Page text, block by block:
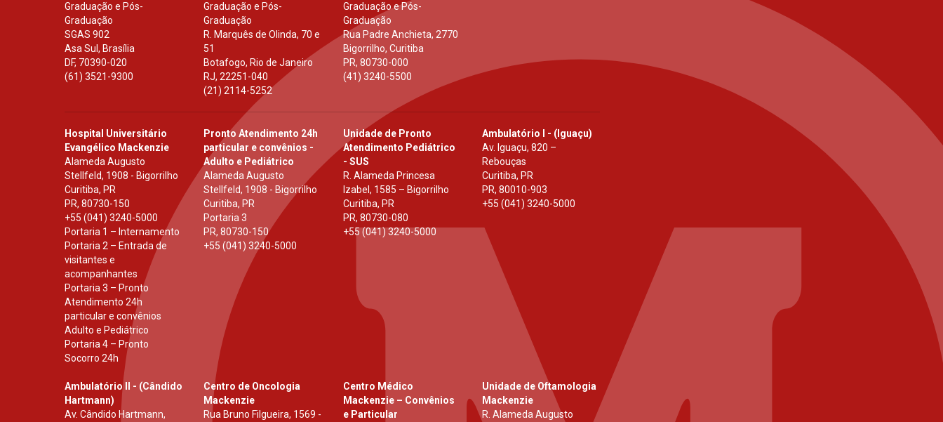
Graduação e Pós-
Graduação
SGAS 902
Asa Sul, Brasília
DF, 70390-020
(61) 3521-9300
Graduação e Pós-
Graduação
R. Marquês de Olinda, 70 e
51
Botafogo, Rio de Janeiro
RJ,22251-040
(21) 2114-5252
Graduação e Pós-
Graduação
Rua Padre Anchieta, 2770
Bigorrilho, Curitiba
PR, 80730-000
(41) 3240-5500
Hospital Universitário
Evangélico Mackenzie
Alameda Augusto
Stellfeld, 1908 - Bigorrilho
Curitiba, PR
PR, 80730-150
+55 (041) 3240-5000
Portaria 1 – Internamento
Portaria 2 – Entrada de
visitantes e
acompanhantes
Portaria 3 – Pronto
Atendimento 24h
particular e convênios
Adulto e Pediátrico
Portaria 4 – Pronto
Socorro 24h
Pronto Atendimento 24h
particular e convênios -
Adulto e Pediátrico
Alameda Augusto
Stellfeld, 1908 - Bigorrilho
Curitiba, PR
Portaria 3
PR,80730-150
+55 (041) 3240-5000
Unidade de Pronto
Atendimento Pediátrico
- SUS
R. Alameda Princesa
Izabel, 1585 – Bigorrilho
Curitiba, PR
PR, 80730-080
+55 (041) 3240-5000
Ambulatório I - (Iguaçu)
Av. Iguaçu, 820 –
Rebouças
Curitiba, PR
PR, 80010-903
+55 (041) 3240-5000
Ambulatório II - (Cândido
Hartmann)
Av. Cândido Hartmann,
Centro de Oncologia
Mackenzie
Rua Bruno Filgueira, 1569 -
Centro Médico
Mackenzie – Convênios
e Particular
Unidade de Oftamologia
Mackenzie
R. Alameda Augusto